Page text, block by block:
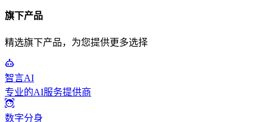
旗下产品
精选旗下产品，为您提供更多选择
智言AI
专业的AI服务提供商
数字分身